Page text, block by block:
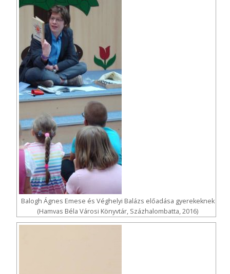
Balogh Ágnes Emese és Véghelyi Balázs előadása gyerekeknek
(Hamvas Béla Városi Könyvtár, Százhalombatta, 2016)